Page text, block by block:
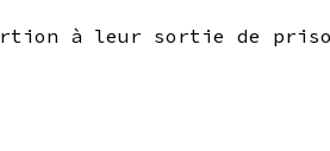
à leur sortie de